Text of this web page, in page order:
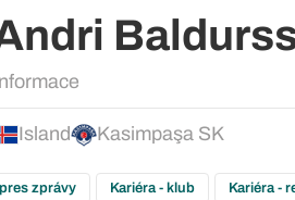
Island Kasimpaşa SK
zprávy Kariéra - klub Kariéra -